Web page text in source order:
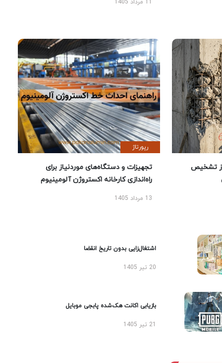
تشخیص
رپورتاژ
تجهیزات و دستگاه‌های موردنیاز برای
راه‌اندازی کارخانه اکستروژن آلومینیوم
13 مرداد 1405
اشتغال‌زایی بدون تاریخ انقضا
20 تیر 1405
بازیابی اکانت هک‌شده پابجی موبایل